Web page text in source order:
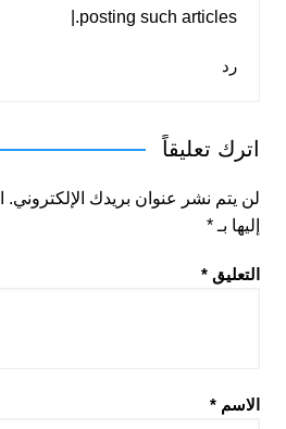
posting such articles.|
رد
اترك تعليقاً
لن يتم نشر عنوان بريدك الإلكتروني.
إليها بـ *
التعليق *
الاسم *